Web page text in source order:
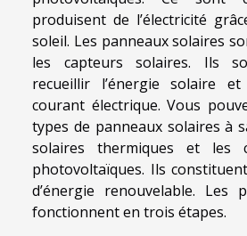
produisent de l’électricité
soleil. Les panneaux solaires
les capteurs solaires. Ils
recueillir l’énergie solaire
courant électrique. Vous
types de panneaux solaires à
solaires thermiques et les
photovoltaïques. Ils
d’énergie renouvelable. Les
fonctionnent en trois étapes.